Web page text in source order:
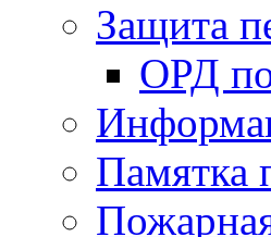
Защита
ОРД
Памятка